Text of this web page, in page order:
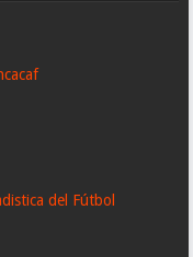
del Fútbol